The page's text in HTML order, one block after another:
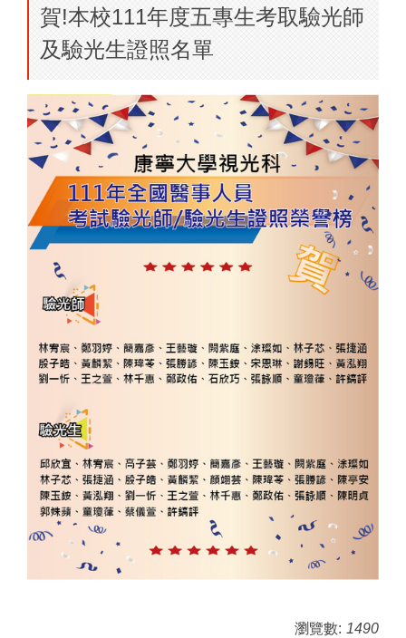
賀!本校111年度五專生考取驗光師
及驗光生證照名單
瀏覽數: 1490